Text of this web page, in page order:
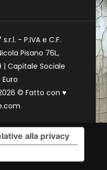
- P.IVA e C.F.
Pisano 76L,
| Capitale Sociale
Euro
© Fatto con ♥
alla privacy